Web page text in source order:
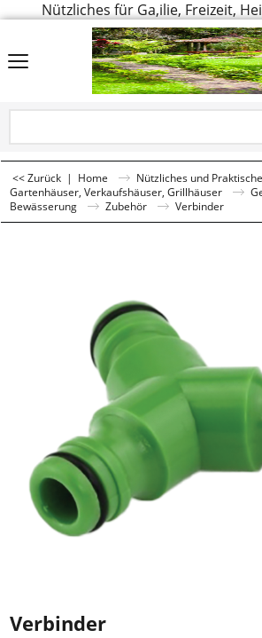
Nützliches für Ga,ilie, Freizeit,
<< Zurück | Home
Nützliches und
Gartenhäuser, Verkaufshäuser, Grillhäuser
Bewässerung
Zubehör Verbinder
Verbinder